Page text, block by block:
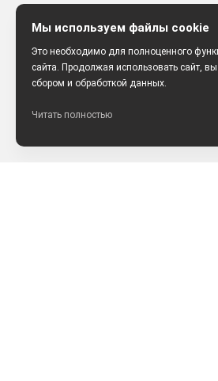
Мы используем файлы cookie
Это необходимо для полноценного
сайта. Продолжая использовать сайт,
сбором и обработкой данных.
Читать полностью